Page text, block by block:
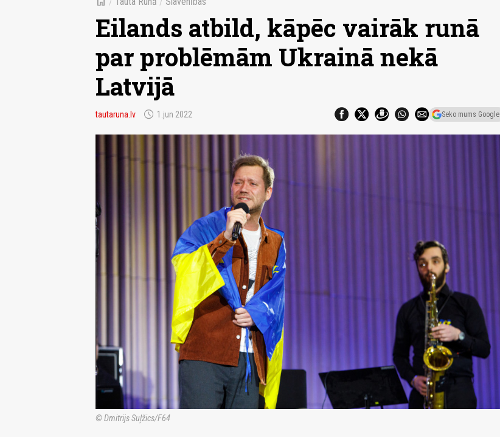
Eilands atbild, kāpēc vairāk runā
par problēmām Ukrainā nekā
Latvijā
tautaruna.lv schedule 1.jun 2022 Seko mums Google
© Dmitrijs Suļžics/F64